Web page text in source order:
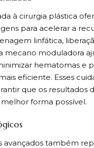
à cirurgia plástica
para acelerar a
linfática,
mecano moduladora
hematomas e
eficiente. Esses
que os resultados
forma possível.
avançados também